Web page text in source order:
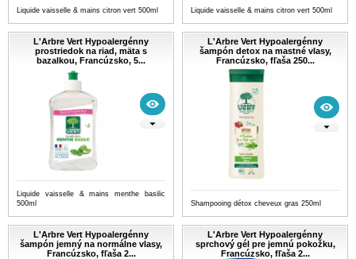
Liquide vaisselle & mains citron vert 500ml Liquide vaisselle & mains citron vert 500ml
L'Arbre Vert Hypoalergénny
prostriedok na riad, mäta s
bazalkou, Francúzsko, 5...
Liquide vaisselle & mains menthe basilic
500ml
L'Arbre Vert Hypoalergénny
šampón detox na mastné vlasy,
Francúzsko, fľaša 250...
Shampooing détox cheveux gras 250ml
L'Arbre Vert Hypoalergénny
šampón jemný na normálne vlasy,
Francúzsko, fľaša 2...
L'Arbre Vert Hypoalergénny
sprchový gél pre jemnú pokožku,
Francúzsko, fľaša 2...